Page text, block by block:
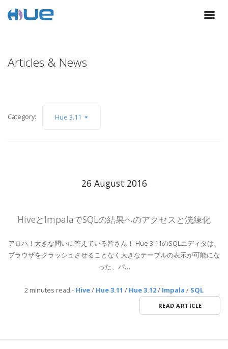
Articles & News
Category: Hue 3.11
26 August 2016
HiveとImpalaでSQLの結果へのアクセスと洗練化
アロハ！大きな問いに答えている皆さん！ Hue 3.11のSQLエディタは、
ブラウザをクラッシュさせることなく大きなテーブルの表示が可能にな
った、パ…
2 minutes read - Hive/ Hue 3.11 / Hue 3.12/ Impala / SQL
READ ARTICLE